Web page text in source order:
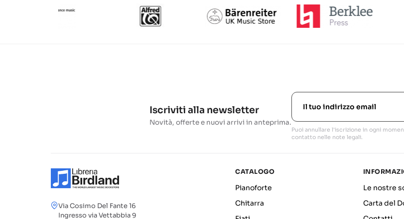
Iscriviti alla newsletter
Novità, offerte e nuovi arrivi in anteprima.
Puoi annullare l'iscrizione in ogni
contatto nelle note legali.
Via Cosimo Del Fante 16
Ingresso via Vettabbia 9
CATALOGO
Pianoforte
Chitarra
Le nostre
Carta del